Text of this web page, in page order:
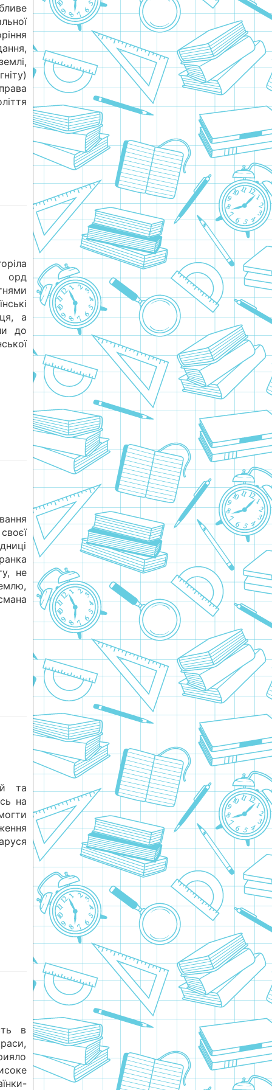
орд
а
до
не
та
на
в